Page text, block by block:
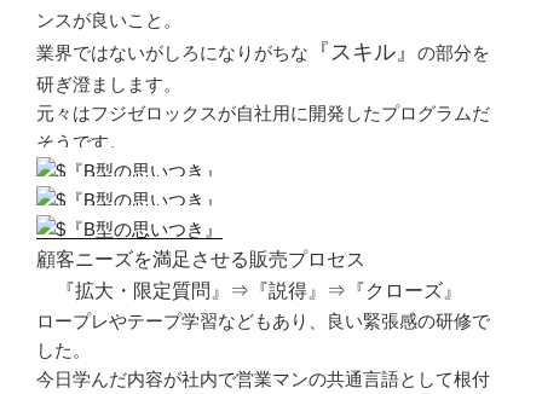
ンスが良いこと。
業界ではないがしろになりがちな
『スキル』 の部分を
研ぎ澄まします。
元々はフジゼロックスが自社用に開発したプログラムだ
そうです。
顧客ニーズを満足させる販売プロセス
『拡大・限定質問』⇒『説得』⇒『クローズ』
ロープレやテープ学習などもあり、良い緊張感の研修で
した。
今日学んだ内容が社内で営業マンの共通言語として根付